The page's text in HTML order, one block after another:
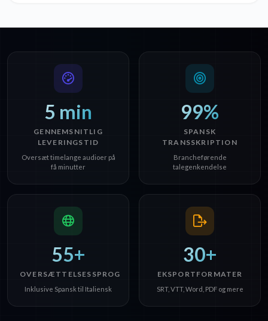
5 min
GENNEMSNITLIG
LEVERINGSTID
Oversæt timelange audioer på
få minutter
99%
SPANSK
TRANSSKRIPTION
Brancheførende
talegenkendelse
55+
OVERSÆTTELSESSPROG
Inklusive Spansk til Italiensk
30+
EKSPORTFORMATER
SRT, VTT, Word, PDF og mere